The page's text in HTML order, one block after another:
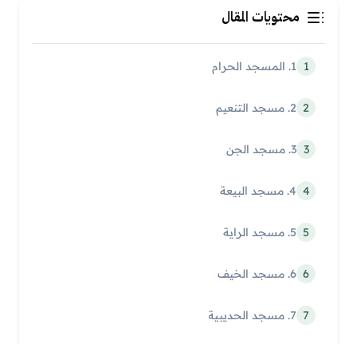
محتويات المقال
1 1. المسجد الحرام
2 2. مسجد التنعيم
3 3. مسجد الجن
4 4. مسجد البيعة
5 5. مسجد الراية
6 6. مسجد الخيف
7 7. مسجد الحديبية